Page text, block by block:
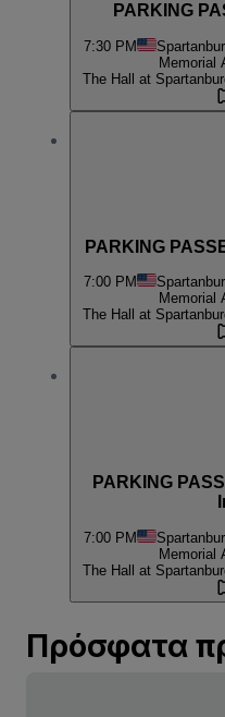
PARKING
7:30 PM
Memorial
The Hall at
PARKING
7:00 PM
Memorial
The Hall at
PARKING
7:00 PM
Memorial
The Hall at
Πρόσφατα